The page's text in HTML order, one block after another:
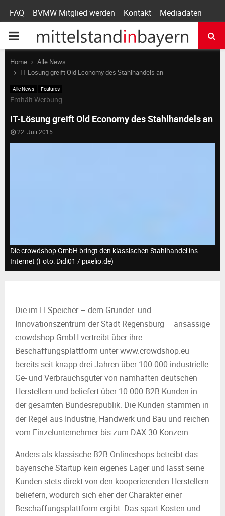
FAQ BVMW Mitglied werden Kontakt Mediadaten
P
R
M
A
E
U
Home
Alle News
IT-Lösung greift Old Economy des Stahlhandels an
Alle News Features
Enthält Werbung
IT-Lösung greift Old Economy des Stahlhandels an
22. Juli 2015
Die crowdshop GmbH bringt den klassischen Stahlhandel ins
Internet (Foto: Didi01 / pixelio.de)
Die im IT-Speicher – dem Gründer- und
Innovationszentrum der Stadt Regensburg – ansässige
crowdshop GmbH vertreibt über ihre
Beschaffungsplattform unter www.crowdshop.eu
bereits seit knapp drei Jahren über 100.000 industrielle
Ge- und Verbrauchsgüter von namhaften deutschen
Herstellern und beliefert über 10.000 B2B-Kunden in
der gesamten Bundesrepublik. Die Kunden stammen in
der Regel aus Industrie, Handwerk und Bau und reichen
vom Einzelunternehmer bis zum DAX 30-Konzern.
Anders als klassische B2B-Onlineshops betreibt das
bayerische Startup kein eigenes Lager und lässt seine
Kunden stets direkt von den kooperierenden Herstellern
beliefern, wodurch sich eher der Charakter einer
Beschaffungsplattform ergibt. Das spart Kosten und